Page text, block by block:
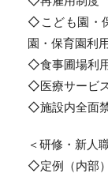
◇こども園・
園・保育園利
◇食事圃場利
◇医療サービ
◇施設内全面
＜研修・新人
◇定例（内部